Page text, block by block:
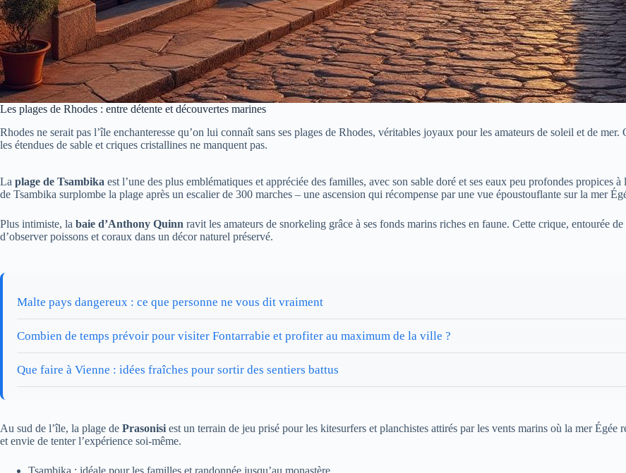
Les plages de Rhodes : entre détente et découvertes marines
Rhodes ne serait pas l’île enchanteresse qu’on lui connaît sans ses plages de Rhodes, véritables joyaux pour les amateurs de soleil et de
les étendues de sable et criques cristallines ne manquent pas.
La plage de Tsambika est l’une des plus emblématiques et appréciée des familles, avec son sable doré et ses eaux peu profondes
de Tsambika surplombe la plage après un escalier de 300 marches – une ascension qui récompense par une vue époustouflante sur la mer
Plus intimiste, la baie d’Anthony Quinn ravit les amateurs de snorkeling grâce à ses fonds marins riches en faune. Cette crique, entourée
d’observer poissons et coraux dans un décor naturel préservé.
Malte pays dangereux : ce que personne ne vous dit vraiment
Combien de temps prévoir pour visiter Fontarrabie et profiter au maximum de la ville ?
Que faire à Vienne : idées fraîches pour sortir des sentiers battus
Au sud de l’île, la plage de Prasonisi est un terrain de jeu prisé pour les kitesurfers et planchistes attirés par les vents marins où la mer
et envie de tenter l’expérience soi-même.
Tsambika : idéale pour les familles et randonnée jusqu’au monastère.